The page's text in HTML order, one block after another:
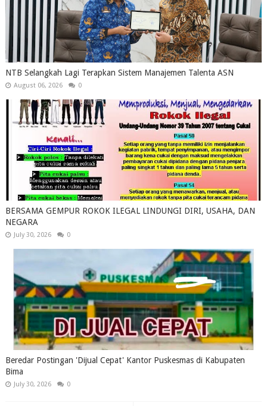
NTB Selangkah Lagi Terapkan Sistem Manajemen Talenta ASN
August 06, 2026 0
BERSAMA GEMPUR ROKOK ILEGAL LINDUNGI DIRI, USAHA, DAN
NEGARA
July 30, 2026 0
Beredar Postingan 'Dijual Cepat' Kantor Puskesmas di Kabupaten
Bima
July 30, 2026 0